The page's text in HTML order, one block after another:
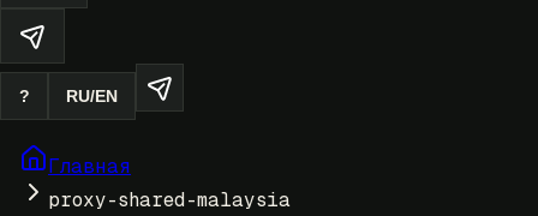
? RU/EN
Главная
proxy-shared-malaysia